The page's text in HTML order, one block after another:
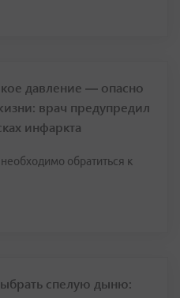
давление — опасно
врач предупредил
инфаркта
обратиться к
спелую дыню: